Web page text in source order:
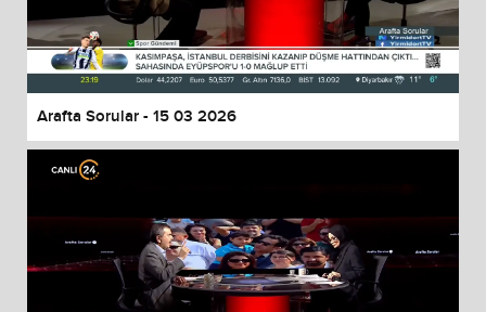
Arafta Sorular - 15 03 2026